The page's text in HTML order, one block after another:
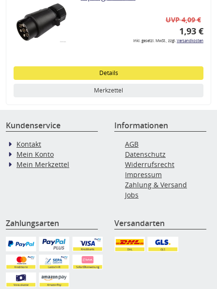
UVP 4,09 €
1,93 €
inkl. gesetzl. MwSt., zzgl.Versandkosten
Details
Merkzettel
Kundenservice
Kontakt
Mein Konto
Mein Merkzettel
Informationen
AGB
Datenschutz
Widerrufsrecht
Impressum
Zahlung & Versand
Jobs
Zahlungsarten Versandarten